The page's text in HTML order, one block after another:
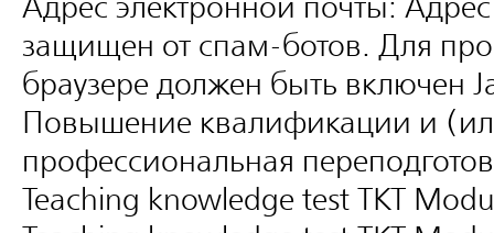
защищен от спам-ботов. Для
браузере должен быть включен
Повышение квалификации и
профессиональная
Teaching knowledge test TKT